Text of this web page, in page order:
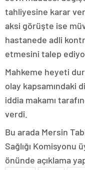
tahliyesine karar
aksi görüşte ise
hastanede adli
etmesini talep
Mahkeme heyeti
olay kapsamındaki
iddia makamı
verdi.
Bu arada Mersin
Sağlığı Komisyonu
önünde açıklama